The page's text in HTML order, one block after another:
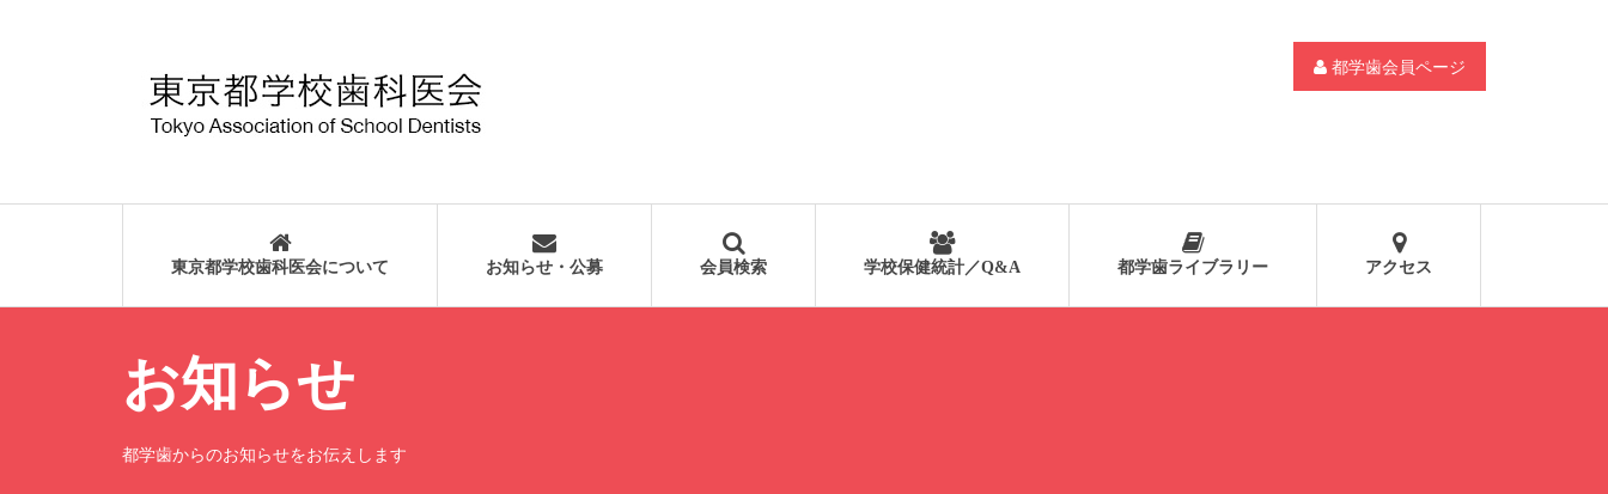
都学歯会員ページ
東京都学校歯科医会について お知らせ・公募 会員検索 学校保健統計／Q&A 都学歯ライブラリー アクセス
お知らせ
都学歯からのお知らせをお伝えします